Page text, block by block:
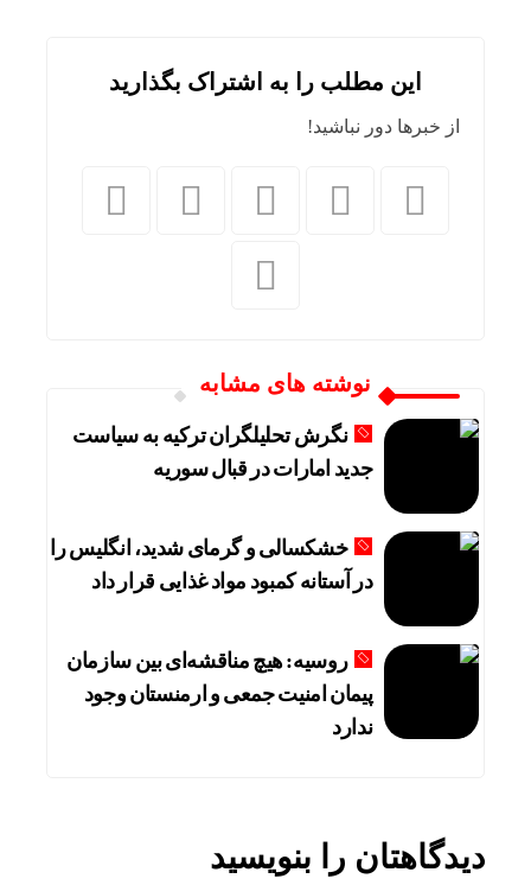
این مطلب را به اشتراک بگذارید
از خبرها دور نباشید!
نوشته های مشابه
نگرش تحلیلگران ترکیه به سیاست
جدید امارات در قبال سوریه
خشکسالی و گرمای شدید، انگلیس را
در آستانه کمبود مواد غذایی قرار داد
روسیه: هیچ مناقشه‌ای بین سازمان
پیمان امنیت جمعی و ارمنستان وجود
ندارد
دیدگاهتان را بنویسید